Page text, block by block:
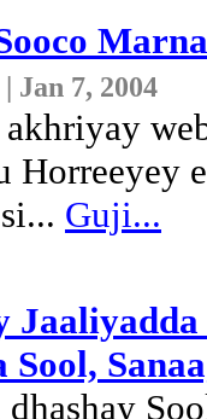
Jan 7, 2004
akhriyay
Horreeyey
Guji...
Sool,